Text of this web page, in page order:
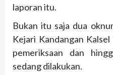
laporan itu.
Bukan itu saja dua
Kejari Kandangan
pemeriksaan dan
sedang dilakukan.